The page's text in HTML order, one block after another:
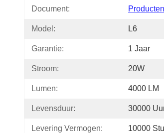
Document:
Model: L6
Garantie: 1 Jaar
Stroom: 20W
Lumen: 4000 LM
Levensduur: 30000
Levering Vermogen: 10000